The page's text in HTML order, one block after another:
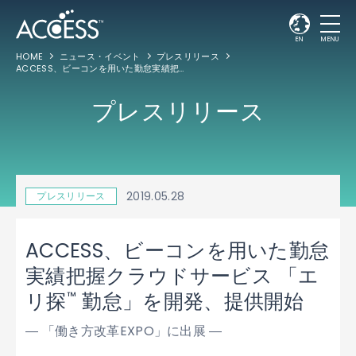
EN MENU
HOME ニュース・イベント
プレスリリース
ACCESS、ビーコンを用いた勤怠実績把握クラウドサービス 「エリ探
プレスリリース
プレスリリース 2019.05.28
ACCESS、ビーコンを用いた勤怠
実績把握クラウドサービス 「エ
リ探™ 勤怠」を開発、提供開始
― 「働き方改革EXPO」に出展 ―